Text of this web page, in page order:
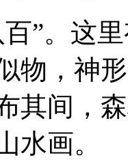
”。这
物，神
其间，
水画。